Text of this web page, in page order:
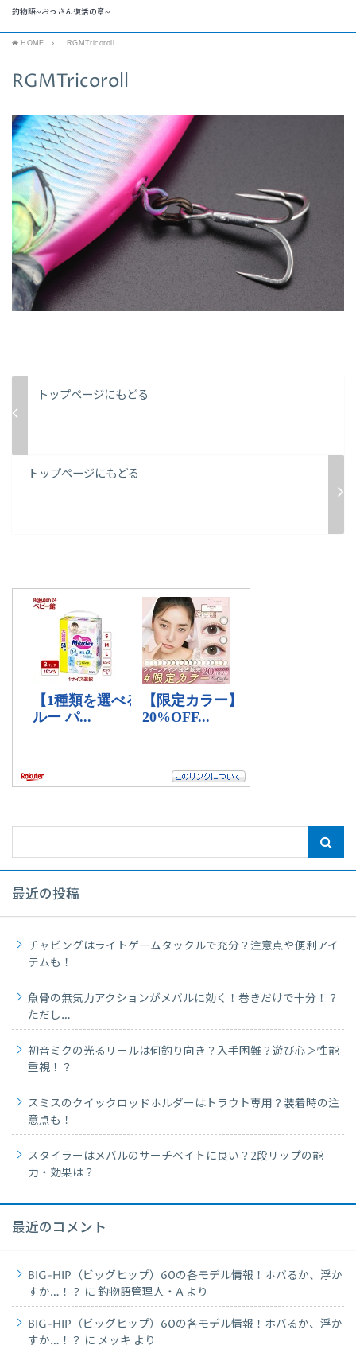
釣物語~おっさん復活の章~
HOME RGMTricoroll
RGMTricoroll
トップページにもどる
トップページにもどる
最近の投稿
チャビングはライトゲームタックルで充分？注意点や便利アイ
テムも！
魚骨の無気力アクションがメバルに効く！巻きだけで十分！？
ただし…
初音ミクの光るリールは何釣り向き？入手困難？遊び心＞性能
重視！？
スミスのクイックロッドホルダーはトラウト専用？装着時の注
意点も！
スタイラーはメバルのサーチベイトに良い？2段リップの能
力・効果は？
最近のコメント
BIG-HIP（ビッグヒップ）60の各モデル情報！ホバるか、浮か
すか…！？ に 釣物語管理人・A より
BIG-HIP（ビッグヒップ）60の各モデル情報！ホバるか、浮か
すか…！？ に メッキ より